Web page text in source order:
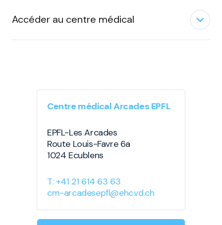
Accéder au centre médical expand_less
Centre médical Arcades EPFL
EPFL-Les Arcades
Route Louis-Favre 6a
1024 Ecublens
T: +41 21 614 63 63
cm-arcadesepfl@ehc.vd.ch